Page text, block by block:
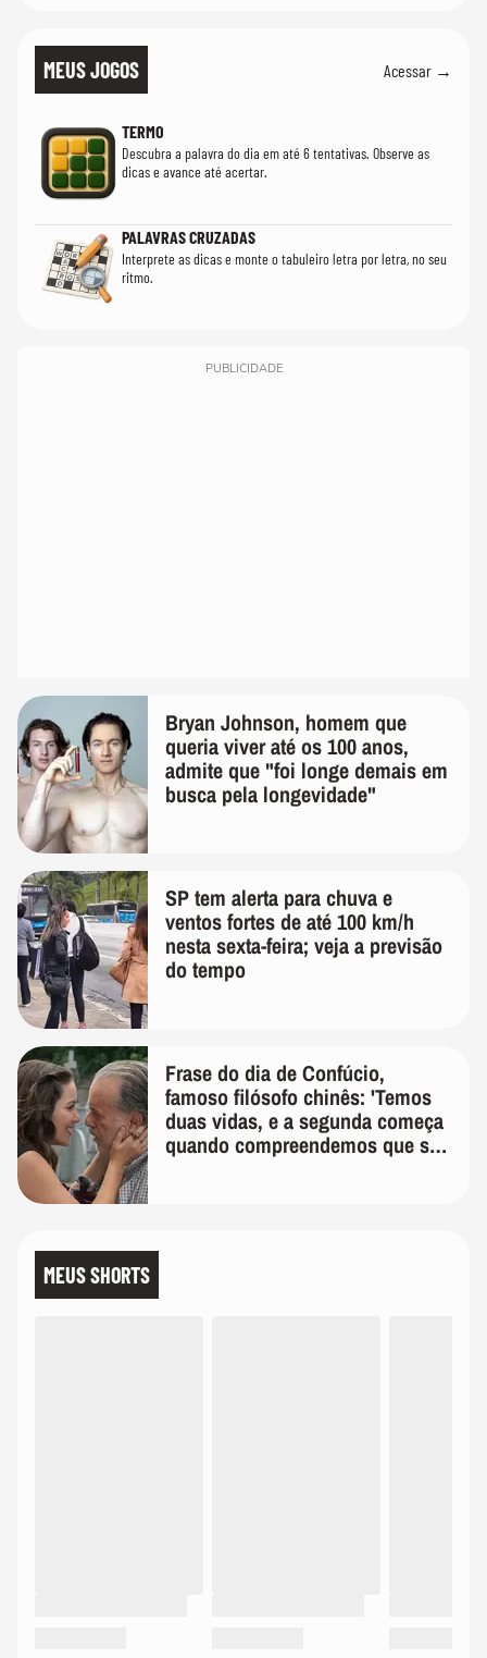
MEUS JOGOS Acessar →
TERMO
Descubra a palavra do dia em até 6 tentativas. Observe as
dicas e avance até acertar.
PALAVRAS CRUZADAS
Interprete as dicas e monte o tabuleiro letra por letra, no seu
ritmo.
PUBLICIDADE
Bryan Johnson, homem que
queria viver até os 100 anos,
admite que "foi longe demais em
busca pela longevidade"
SP tem alerta para chuva e
ventos fortes de até 100 km/h
nesta sexta-feira; veja a previsão
do tempo
Frase do dia de Confúcio,
famoso filósofo chinês: 'Temos
duas vidas, e a segunda começa
quando compreendemos que só
MEUS SHORTS